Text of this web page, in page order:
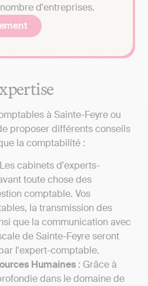
d'entreprises.
à Sainte-Feyre ou
proposer différents conseils
la comptabilité :
cabinets d'experts-
toute chose des
comptable. Vos
la transmission des
que la communication avec
de Sainte-Feyre seront
l'expert-comptable.
Humaines : Grâce à
dans le domaine de